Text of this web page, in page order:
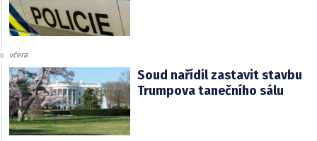
včera
Soud nařídil zastavit stavbu
Trumpova tanečního sálu